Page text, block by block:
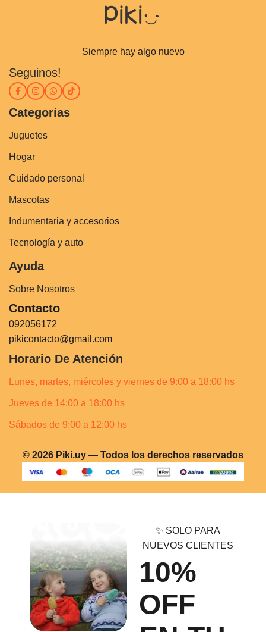
Siempre hay algo nuevo
Seguinos!
Categorías
Juguetes
Hogar
Cuidado personal
Mascotas
Indumentaria y accesorios
Tecnología y auto
Ayuda
Sobre Nosotros
Contacto
092056172
pikicontacto@gmail.com
Horario De Atención
Lunes, martes, miércoles y viernes de 9:00 a 18:00 hs
Jueves de 14:00 a 18:00 hs
Sábados de 9:00 a 12:00 hs
© 2026 Piki.uy — Todos los derechos reservados
✨ SOLO PARA
NUEVOS CLIENTES
10%
OFF